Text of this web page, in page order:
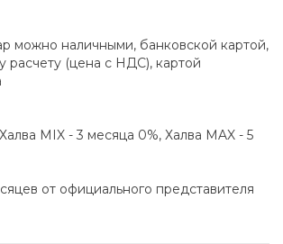
можно наличными, банковской картой,
расчету (цена с НДС), картой
MIX - 3 месяца 0%, Халва MAX - 5
от официального представителя